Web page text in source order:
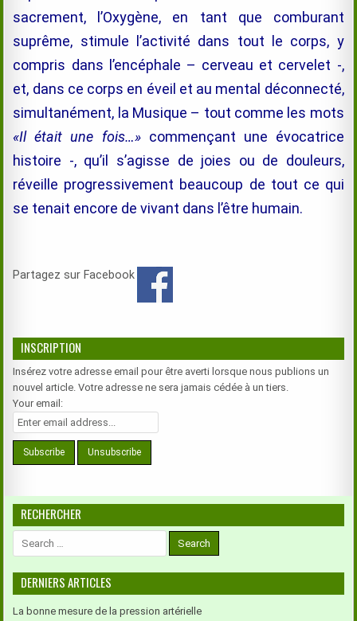
sacrement, l’Oxygène, en tant que comburant
suprême, stimule l’activité dans tout le corps, y
compris dans l’encéphale – cerveau et cervelet -,
et, dans ce corps en éveil et au mental déconnecté,
simultanément, la Musique – tout comme les mots
«Il était une fois…»commençant une évocatrice
histoire -, qu’il s’agisse de joies ou de douleurs,
réveille progressivement beaucoup de tout ce qui
se tenait encore de vivant dans l’être humain.
Partagez sur Facebook
INSCRIPTION
Insérez votre adresse email pour être averti lorsque nous publions un
nouvel article. Votre adresse ne sera jamais cédée à un tiers.
Your email:
RECHERCHER
Search
for:
DERNIERS ARTICLES
La bonne mesure de la pression artérielle